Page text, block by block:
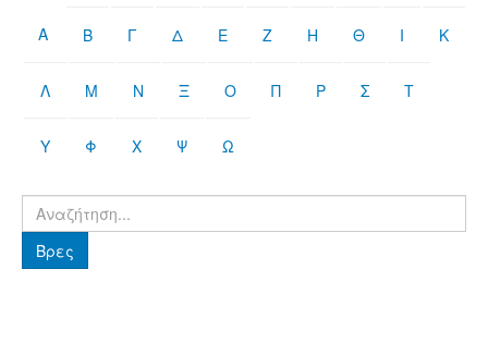
Α Β Γ Δ Ε Ζ Η Θ Ι Κ
Λ Μ Ν Ξ Ο Π Ρ Σ Τ
Υ Φ Χ Ψ Ω
Βρες
Βρες